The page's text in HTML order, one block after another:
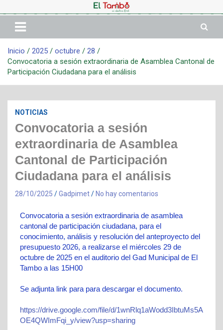
Inicio 2025 octubre
28
Convocatoria a sesión extraordinaria de Asamblea Cantonal de
Participación Ciudadana para el análisis
NOTICIAS
Convocatoria a sesión
extraordinaria de Asamblea
Cantonal de Participación
Ciudadana para el análisis
28/10/2025 Gadpimet No hay comentarios
Convocatoria a sesión extraordinaria de asamblea
cantonal de participación ciudadana, para el
conocimiento, análisis y resolución del anteproyecto del
presupuesto 2026, a realizarse el miércoles 29 de
octubre de 2025 en el auditorio del Gad Municipal de El
Tambo a las 15H00
Se adjunta link para para descargar el documento.
https://drive.google.com/file/d/1wnRlq1aWodd3IbtuMs5A
OE4QWImFqi_y/view?usp=sharing